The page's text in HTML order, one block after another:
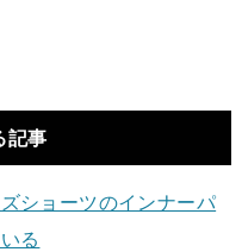
記事
ショーツのインナーパ
る